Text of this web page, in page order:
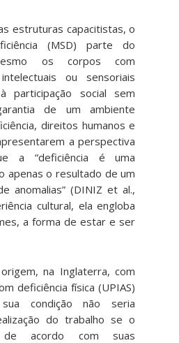
estruturas capacitistas, o
(MSD) parte do
os corpos com
ou sensoriais
social sem
de um ambiente
direitos humanos e
a perspectiva
a “deficiência é uma
apenas o resultado de um
anomalias” (DINIZ et al.,
cultural, ela engloba
a forma de estar e ser
na Inglaterra, com
deficiência física (UPIAS)
condição não seria
do trabalho se o
de acordo com suas